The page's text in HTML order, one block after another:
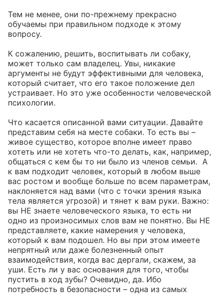
Тем не менее, они по-прежнему прекрасно
обучаемы при правильном подходе к этому
вопросу.
К сожалению, решить, воспитывать ли собаку,
может только сам владелец. Увы, никакие
аргументы не будут эффективными для человека,
который считает, что его такое положение дел
устраивает. Но это уже особенности человеческой
психологии.
Что касается описанной вами ситуации. Давайте
представим себя на месте собаки. То есть вы –
живое существо, которое вполне имеет право
хотеть или не хотеть что-то делать, как, например,
общаться с кем бы то ни было из членов семьи.  А
к вам подходит человек, который в любом выше
вас ростом и вообще больше по всем параметрам,
наклоняется над вами (что с точки зрения языка
тела является угрозой) и тянет к вам руки. Важно:
вы НЕ знаете человеческого языка, то есть ни
одно из произносимых слов вам не понятно. Вы НЕ
представляете, какие намерения у человека,
который к вам подошел. Но вы при этом имеете
непрятный или даже болезненный опыт
взаимодействия, когда вас дергали, скажем, за
уши. Есть ли у вас основания для того, чтобы
пустить в ход зубы? Очевидно, да. Ибо
потребность в безопасности – одна из самых